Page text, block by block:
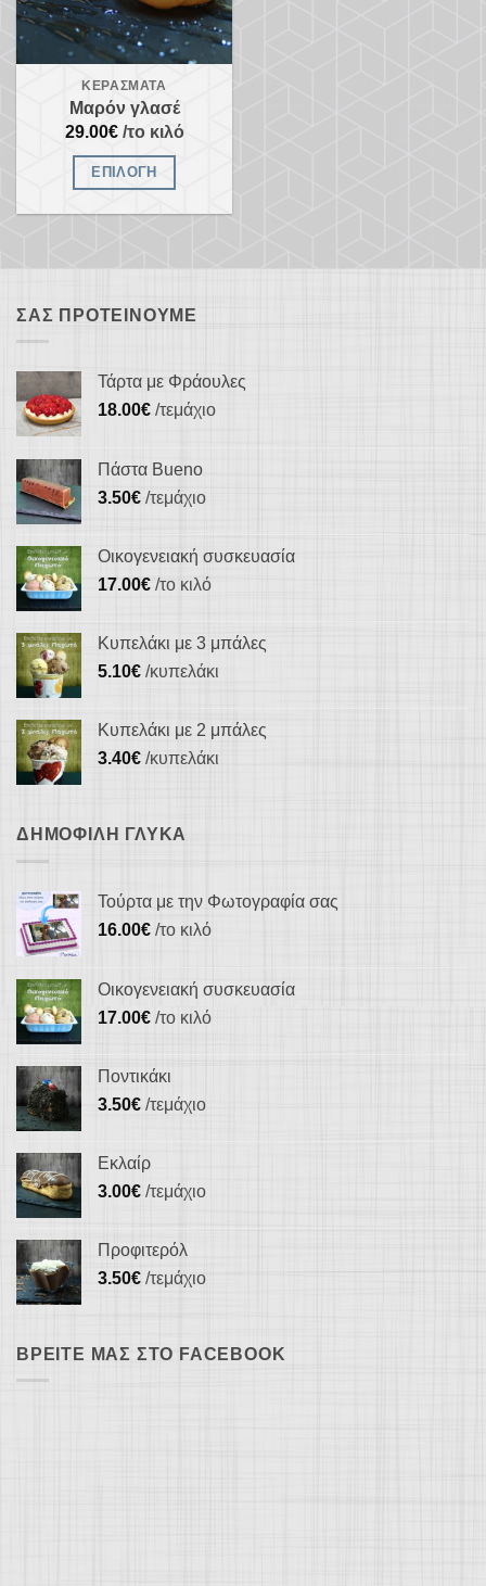
ΚΕΡΆΣΜΑΤΑ
Μαρόν γλασέ
29.00€/το κιλό
ΕΠΙΛΟΓΉ
πολλαπλές
επιλογές
μπορούν
επιλεγούν
στη
του
προϊόντος
ΣΑΣ ΠΡΟΤΕΊΝΟΥΜΕ
Τάρτα με Φράουλες
18.00€ /τεμάχιο
Πάστα Bueno
3.50€ /τεμάχιο
Οικογενειακή συσκευασία
17.00€ /το κιλό
Κυπελάκι με 3 μπάλες
5.10€ /κυπελάκι
Κυπελάκι με 2 μπάλες
3.40€ /κυπελάκι
ΔΗΜΟΦΙΛΉ ΓΛΥΚΆ
Τούρτα με την Φωτογραφία σας
16.00€ /το κιλό
Οικογενειακή συσκευασία
17.00€ /το κιλό
Ποντικάκι
3.50€ /τεμάχιο
Εκλαίρ
3.00€ /τεμάχιο
Προφιτερόλ
3.50€ /τεμάχιο
ΒΡΕΊΤΕ ΜΑΣ ΣΤΟ FACEBOOK